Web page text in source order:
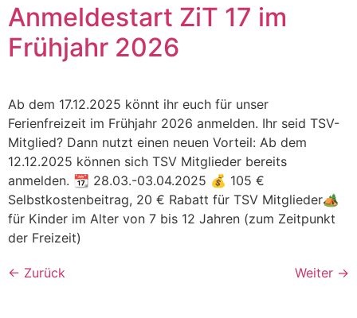
Anmeldestart ZiT 17 im
Frühjahr 2026
Ab dem 17.12.2025 könnt ihr euch für unser
Ferienfreizeit im Frühjahr 2026 anmelden. Ihr seid TSV-
Mitglied? Dann nutzt einen neuen Vorteil: Ab dem
12.12.2025 können sich TSV Mitglieder bereits
anmelden. 📆 28.03.-03.04.2025 💰 105 €
Selbstkostenbeitrag, 20 € Rabatt für TSV Mitglieder🏕️
für Kinder im Alter von 7 bis 12 Jahren (zum Zeitpunkt
der Freizeit)
← Zurück Weiter →